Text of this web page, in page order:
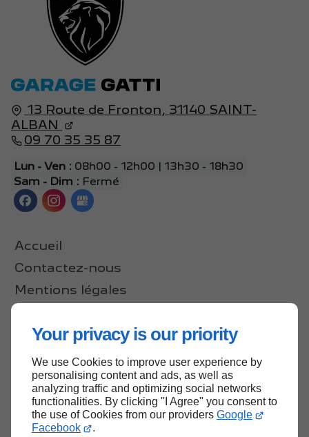
Your privacy is our priority
We use Cookies to improve user experience by
personalising content and ads, as well as
analyzing traffic and optimizing social networks
functionalities. By clicking "I Agree" you consent to
the use of Cookies from our providers Google
Facebook
.
13 Route de Fronton, 31140 SAINT-
ALBAN
09 70 35 35 87
Lun - Ven : 08h00 - 12h00 | 13h30 - 18h30
Sam - Dim : Fermé
Accueil
Contactez-nous
Mentions légales
Haut de page